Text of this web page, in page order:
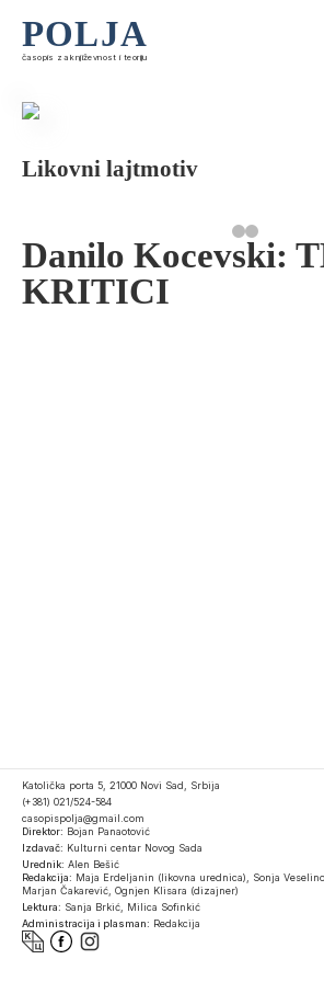
POLJA
časopis za književnost i teoriju
Likovni lajtmotiv
Danilo Kocevski:
KRITICI
Katolička porta 5, 21000 Novi Sad, Srbija
(+381) 021/524-584
casopispolja@gmail.com
Direktor: Bojan Panaotović
Izdavač: Kulturni centar Novog Sada
Urednik: Alen Bešić
Redakcija: Maja Erdeljanin (likovna urednica), Sonja
Marjan Čakarević, Ognjen Klisara (dizajner)
Lektura: Sanja Brkić, Milica Sofinkić
Administracija i plasman: Redakcija